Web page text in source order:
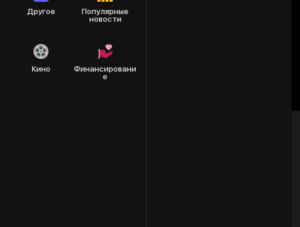
Другое
Популярные
новости
Кино
Финансировани
е